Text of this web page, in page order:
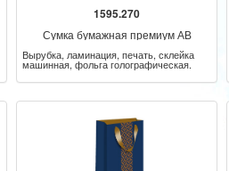
1595.270
Сумка бумажная премиум АВ
Вырубка, ламинация, печать, склейка
машинная, фольга голографическая.